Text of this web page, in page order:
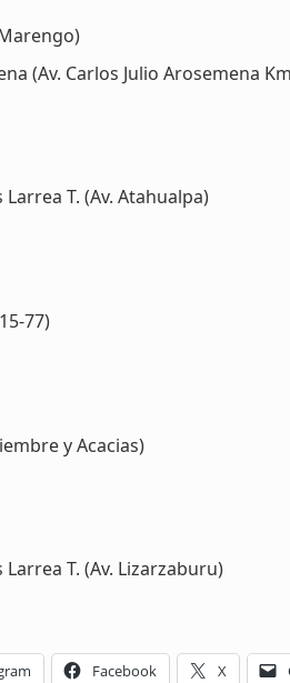
(Av. Carlos Julio Arosemena
T. (Av. Atahualpa)
77)
y Acacias)
T. (Av. Lizarzaburu)
Facebook X